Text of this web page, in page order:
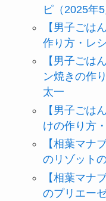
ピ（2025年5
【男子ごは
作り方・レ
【男子ごは
ン焼きの作
太一
【男子ごは
けの作り方
【相葉マナ
のリゾット
【相葉マナ
のプリエー